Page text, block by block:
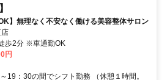
】無理なく不安なく働ける美容整体サロン
店
アクセス: ・大垣駅から徒歩2分 ※車通勤OK
円
19：30の間でシフト勤務 （休憩１時間。